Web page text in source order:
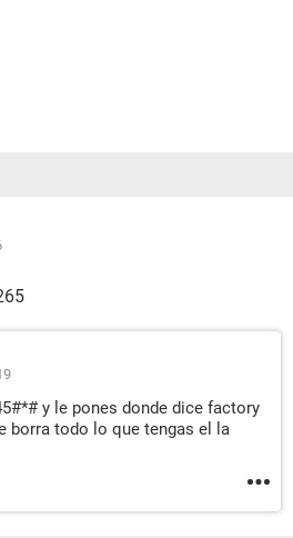
y le pones donde dice factory
borra todo lo que tengas el la